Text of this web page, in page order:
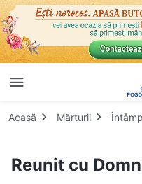
Acasă Mărturii
Reunit cu